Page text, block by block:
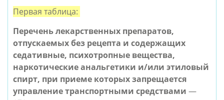
Первая таблица:
Перечень лекарственных препаратов,
отпускаемых без рецепта и содержащих
седативные, психотропные вещества,
наркотические анальгетики и/или этиловый
спирт, при приеме которыхзапрещается
управление транспортными средствами —